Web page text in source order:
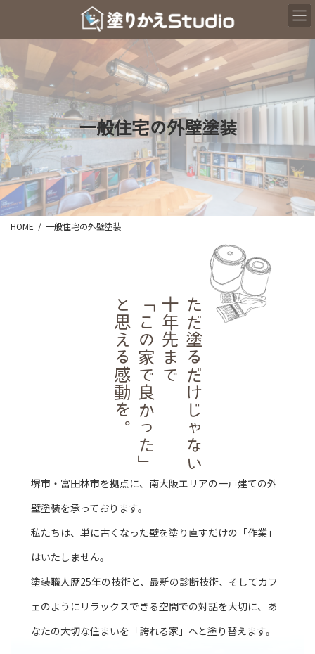
ツ
へ
ス
キ
ッ
プ
シ
ョ
ン
に
移
動
一般住宅の外壁塗装
HOME 一般住宅の外壁塗装
ただ塗るだけじゃない
十年先まで
「この家で良かった」
と思える感動を。
堺市・富田林市を拠点に、南大阪エリアの一戸建ての外
壁塗装を承っております。
私たちは、単に古くなった壁を塗り直すだけの「作業」
はいたしません。
塗装職人歴25年の技術と、最新の診断技術、そしてカフ
ェのようにリラックスできる空間での対話を大切に、あ
なたの大切な住まいを「誇れる家」へと塗り替えます。